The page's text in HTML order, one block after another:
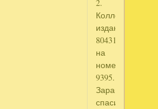
2.
Коллекционное
издание"
804312472
на
номер
9395.
Заранее
спасибо!!!